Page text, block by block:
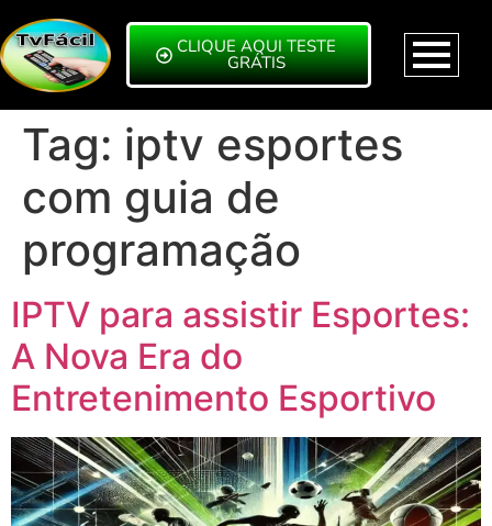
CLIQUE AQUI TESTE
GRÁTIS
Tag: iptv esportes
com guia de
programação
IPTV para assistir Esportes:
A Nova Era do
Entretenimento Esportivo